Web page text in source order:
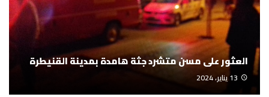
العثور على مسن متشرد جثة هامدة بمدينة القنيطرة
13 يناير، 2024